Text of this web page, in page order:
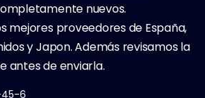
nuevos.
mejores proveedores de España,
y Japon. Además revisamos la
antes de enviarla.
6